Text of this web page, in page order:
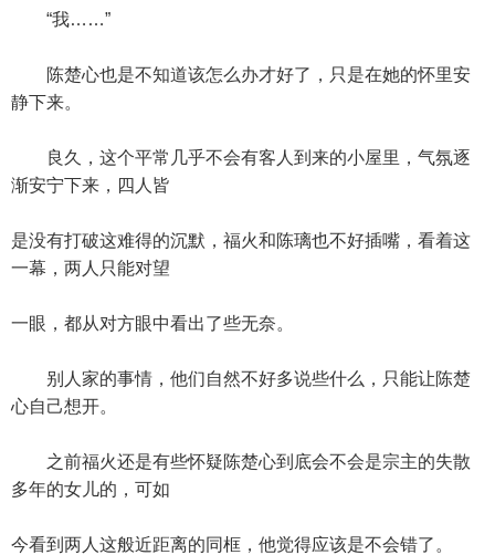
“我……”
陈楚心也是不知道该怎么办才好了，只是在她的怀里安
静下来。
良久，这个平常几乎不会有客人到来的小屋里，气氛逐
渐安宁下来，四人皆
是没有打破这难得的沉默，福火和陈璃也不好插嘴，看着这
一幕，两人只能对望
一眼，都从对方眼中看出了些无奈。
别人家的事情，他们自然不好多说些什么，只能让陈楚
心自己想开。
之前福火还是有些怀疑陈楚心到底会不会是宗主的失散
多年的女儿的，可如
今看到两人这般近距离的同框，他觉得应该是不会错了。